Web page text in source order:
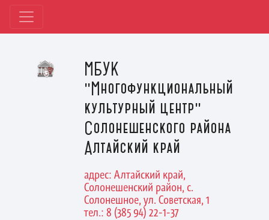
МБУК
"Многофункциональный
культурный центр"
Солонешенского района
Алтайский край
адрес: Алтайский край,
Солонешенский район, с.
Солонешное, ул. Советская, 1
тел.: 8 (385 94) 22-1-37